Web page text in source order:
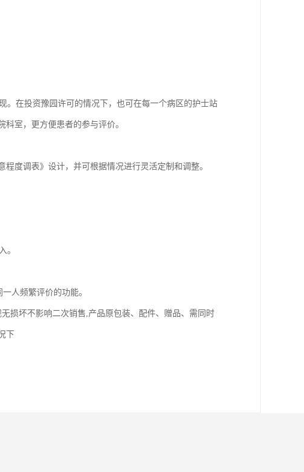
在投资豫园许可的情况下，也可在每一个病区的护士站
室，更方便患者的参与评价。
度调表》设计，并可根据情况进行灵活定制和调整。
。
人频繁评价的功能。
损坏不影响二次销售,产品原包装、配件、赠品、需同时
下